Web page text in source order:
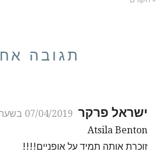
תגובה
ישראל פרקר 07/04/2019 בשעה 00:04
Atsila Benton
זוכרת אותה תמיד על אופניים!!!!